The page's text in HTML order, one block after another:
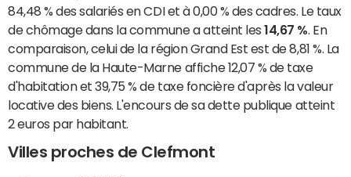
84,48 % des salariés en CDI et à 0,00 % des cadres. Le taux
de chômage dans la commune a atteint les14,67 % . En
comparaison, celui de la région Grand Est est de 8,81 %. La
commune de la Haute-Marne affiche 12,07 % de taxe
d'habitation et 39,75 % de taxe foncière d'après la valeur
locative des biens. L'encours de sa dette publique atteint
2 euros par habitant.
Villes proches de Clefmont